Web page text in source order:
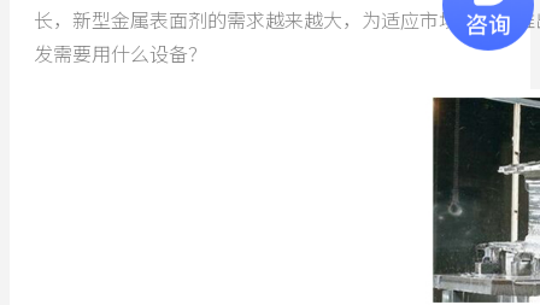
长，新型金属表面剂的需求越来越大，为适应市场需求，
发需要用什么设备？